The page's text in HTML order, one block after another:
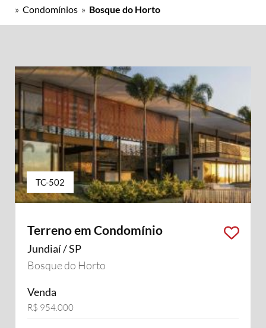
» Condomínios » Bosque do Horto
TC-502
Terreno em Condomínio
Jundiaí / SP
Bosque do Horto
Venda
R$ 954.000